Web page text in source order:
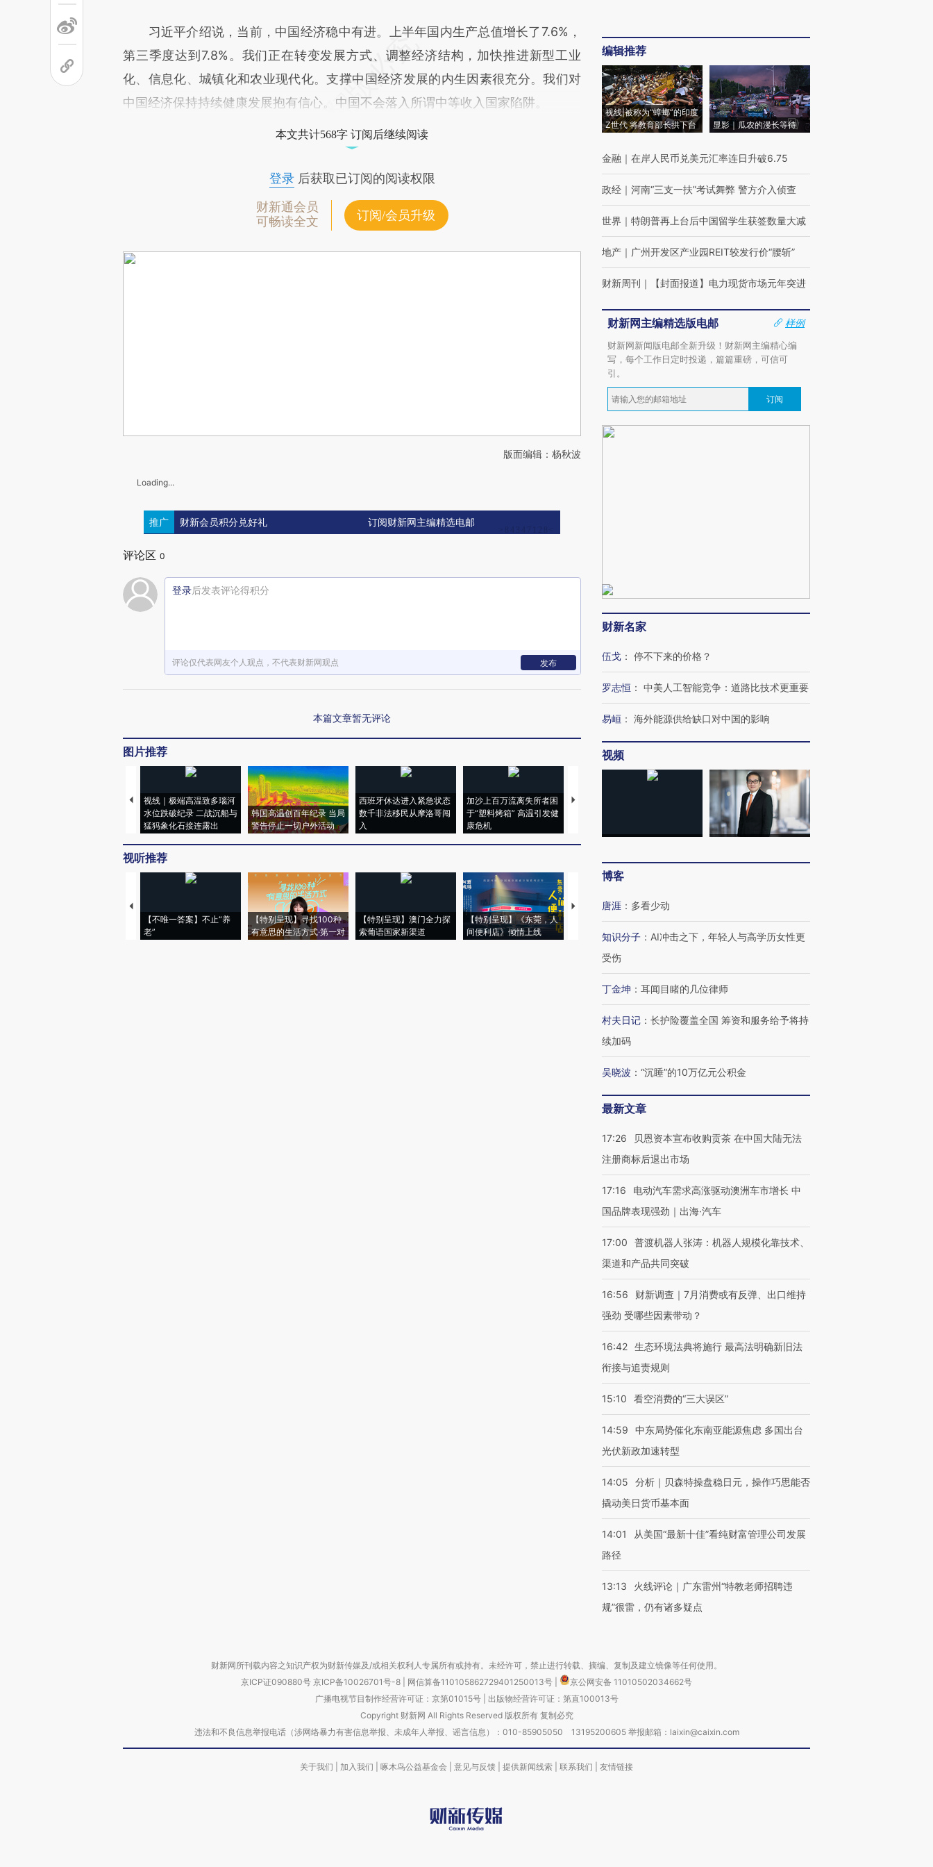
习近平介绍说，当前，中国经济稳中有进。上半年国内生产总值增长了7.6%，
第三季度达到7.8%。我们正在转变发展方式、调整经济结构，加快推进新型工业
化、信息化、城镇化和农业现代化。支撑中国经济发展的内生因素很充分。我们对
中国经济保持持续健康发展抱有信心。中国不会落入所谓中等收入国家陷阱。
本文共计568字 订阅后继续阅读
登录后获取已订阅的阅读权限
财新通会员
可畅读全文
订阅/会员升级
版面编辑：杨秋波
Loading...
推广 财新会员积分兑好礼 订阅财新网主编精选电邮
评论区 0
登录后发表评论得积分
评论仅代表网友个人观点，不代表财新网观点 发布
本篇文章暂无评论
图片推荐
视线｜极端高温致多瑙河
水位跌破纪录 二战沉船与
猛犸象化石接连露出
韩国高温创百年纪录 当局
警告停止一切户外活动
西班牙休达进入紧急状态
数千非法移民从摩洛哥闯
入
加沙上百万流离失所者困
于“塑料烤箱” 高温引发健
康危机
马航飞行员跨国走私7万
视线｜HYROX的吸金
术：是什么让中产们甘
心“花钱找虐”？
泽连斯基密集出访美英 索
要防空导弹“救急”
视听推荐
【不唯一答案】不止“养
老”
【特别呈现】寻找100种
有意思的生活方式·第一对
【特别呈现】澳门全力探
索葡语国家新渠道
【特别呈现】《东莞，人
间便利店》倾情上线
【推广】走进第四届链博
会，让数智科技“链”接产
【特别呈现】寻找100种
有意思的生活方式·第三对
CFO：不靠规模取胜，华
住三大增长引擎是什么？
编辑推荐
视线|被称为“蟑螂”的印度
Z世代 将教育部长拱下台
显影｜瓜农的漫长等待
金融 ｜ 在岸人民币兑美元汇率连日升破6.75
政经 ｜ 河南“三支一扶”考试舞弊 警方介入侦查
世界 ｜ 特朗普再上台后中国留学生获签数量大减
地产 ｜ 广州开发区产业园REIT较发行价“腰斩”
财新周刊 ｜ 【封面报道】电力现货市场元年突进
财新网主编精选版电邮
样例
财新网新闻版电邮全新升级！财新网主编精心编
写，每个工作日定时投递，篇篇重磅，可信可
引。
订阅
财新名家
伍戈 ： 停不下来的价格？
罗志恒 ： 中美人工智能竞争：道路比技术更重要
易峘 ： 海外能源供给缺口对中国的影响
视频
博客
唐涯 ： 多看少动
知识分子 ： AI冲击之下，年轻人与高学历女性更
受伤
丁金坤 ： 耳闻目睹的几位律师
村夫日记 ： 长护险覆盖全国 筹资和服务给予将持
续加码
吴晓波 ： “沉睡”的10万亿元公积金
最新文章
17:26
贝恩资本宣布收购贡茶 在中国大陆无法
注册商标后退出市场
17:16
电动汽车需求高涨驱动澳洲车市增长 中
国品牌表现强劲｜出海·汽车
17:00
普渡机器人张涛：机器人规模化靠技术、
渠道和产品共同突破
16:56
财新调查｜7月消费或有反弹、出口维持
强劲 受哪些因素带动？
16:42 生态环境法典将施行 最高法明确新旧法
衔接与追责规则
15:10 看空消费的“三大误区”
14:59
中东局势催化东南亚能源焦虑 多国出台
光伏新政加速转型
14:05
分析｜贝森特操盘稳日元，操作巧思能否
撬动美日货币基本面
14:01
从美国“最新十佳”看纯财富管理公司发展
路径
13:13
火线评论｜广东雷州“特教老师招聘违
规”很雷，仍有诸多疑点
财新网所刊载内容之知识产权为财新传媒及/或相关权利人专属所有或持有。未经许可，禁止进行转载、摘编、复制及建立镜像等任何使用。
京ICP证090880号 京ICP备10026701号-8 网信算备110105862729401250013号
京公网安备 11010502034662号
广播电视节目制作经营许可证：京第01015号| 出版物经营许可证：第直100013号
Copyright 财新网 All Rights Reserved 版权所有 复制必究
违法和不良信息举报电话（涉网络暴力有害信息举报、未成年人举报、谣言信息）：010-85905050 13195200605 举报邮箱：laixin@caixin.com
关于我们 加入我们 啄木鸟公益基金会 意见与反馈 提供新闻线索 联系我们 友情链接